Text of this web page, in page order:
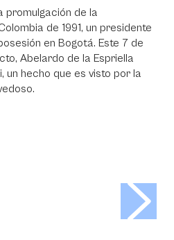
promulgación de la
de 1991, un presidente
en Bogotá. Este 7 de
Abelardo de la Espriella
un hecho que es visto por la